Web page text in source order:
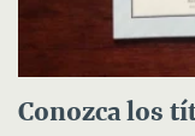
Conozca los